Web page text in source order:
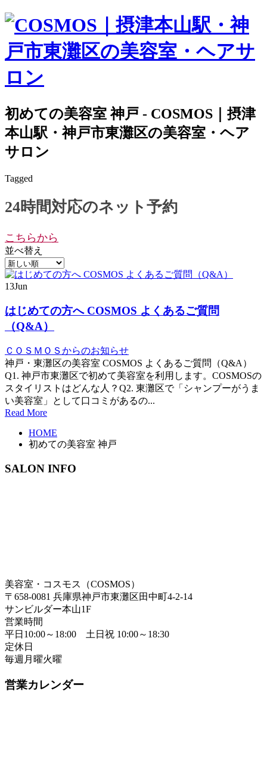
初めての美容室 神戸 - COSMOS｜摂津
本山駅・神戸市東灘区の美容室・ヘア
サロン
Tagged
24時間対応のネット予約
こちらから
並べ替え
13Jun
はじめての方へ COSMOS よくあるご質問
（Q&A）
ＣＯＳＭＯＳからのお知らせ
神戸・東灘区の美容室 COSMOS よくあるご質問（Q&A）
Q1. 神戸市東灘区で初めて美容室を利用します。COSMOSの
スタイリストはどんな人？Q2. 東灘区で「シャンプーがうま
い美容室」として口コミがあるの...
Read More
HOME
初めての美容室 神戸
SALON INFO
美容室・コスモス（COSMOS）
〒658-0081 兵庫県神戸市東灘区田中町4-2-14
サンビルダー本山1F
営業時間
平日10:00～18:00 土日祝 10:00～18:30
定休日
毎週月曜火曜
営業カレンダー